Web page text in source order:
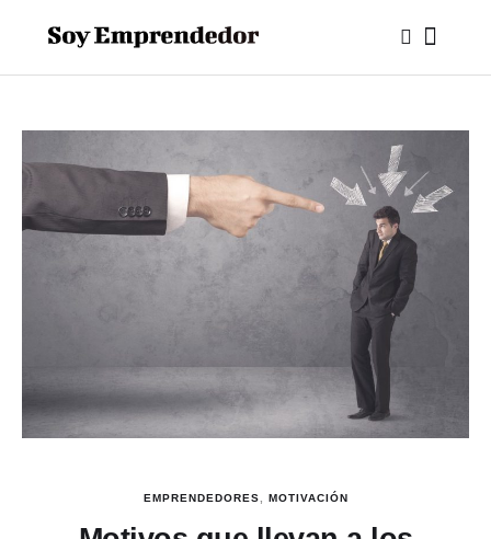
EMPRENDEDORES MOTIVACIÓN